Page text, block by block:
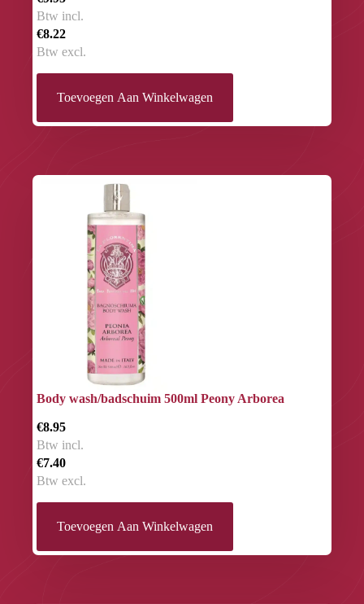
Btw incl.
€8.22
Btw excl.
Toevoegen Aan Winkelwagen
Body wash/badschuim 500ml Peony Arborea
€8.95
Btw incl.
€7.40
Btw excl.
Toevoegen Aan Winkelwagen